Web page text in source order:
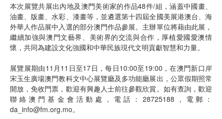
本次展覽共展出內地及澳門美術家的作品48件/組，涵蓋中國畫、
油畫、版畫、水彩、漆畫等，並遴選第十四屆全國美展港澳台、海
外華人作品展中入選的部分澳門作品參展。主辦單位將藉由此展，
繼續加強與澳門文藝界、美術界的交流與合作，厚植愛國愛澳情
懷，共同為建設文化強國和中華民族現代文明貢獻智慧和力量。
展覽展期由11月11日至17日，每日10:00至19:00，在澳門新口岸
宋玉生廣場澳門教科文中心展覽廳及多功能廳展出，公眾假期照常
開放，免收門票，歡迎有興趣人士前往參觀欣賞。如有查詢，歡迎
聯絡澳門基金會活動處，電話：28725188，電郵：
da_info@fm.org.mo。